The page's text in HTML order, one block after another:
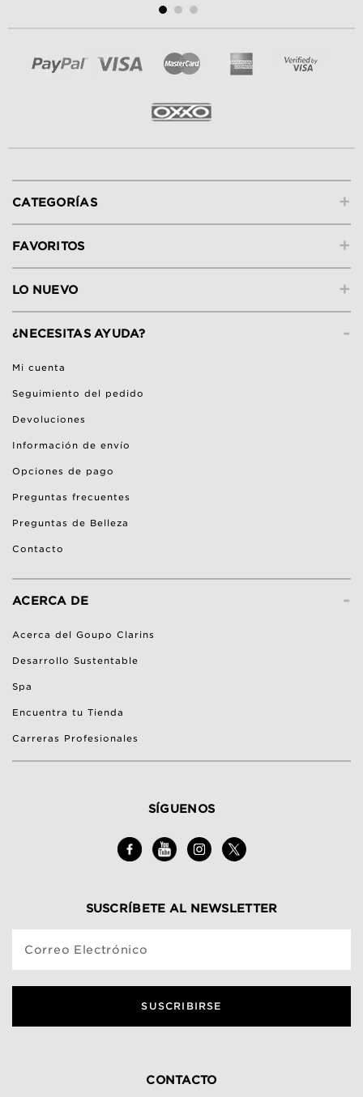
+
CATEGORÍAS
+
FAVORITOS
+
LO NUEVO
-
¿NECESITAS AYUDA?
Mi cuenta
Seguimiento del pedido
Devoluciones
Información de envío
Opciones de pago
Preguntas frecuentes
Preguntas de Belleza
Contacto
-
ACERCA DE
Acerca del Goupo Clarins
Desarrollo Sustentable
Spa
Encuentra tu Tienda
Carreras Profesionales
SÍGUENOS
SUSCRÍBETE AL NEWSLETTER
Correo Electrónico
SUSCRIBIRSE
CONTACTO